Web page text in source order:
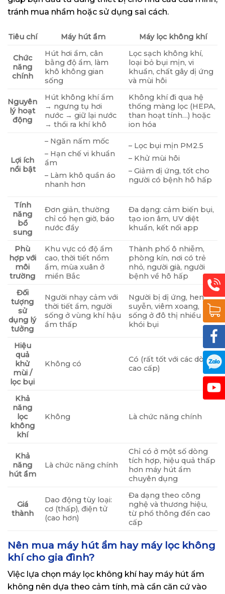
tránh mua nhầm hoặc sử dụng sai cách.
Tiêu chí Máy hút ẩm Máy lọc không khí
Chức
năng
chính
Hút hơi ẩm, cân
bằng độ ẩm, làm
khô không gian
sống
Lọc sạch không khí,
loại bỏ bụi mịn, vi
khuẩn, chất gây dị ứng
và mùi hôi
Nguyên
lý hoạt
động
Hút không khí ẩm
→ ngưng tụ hơi
nước → giữ lại nước
→ thổi ra khí khô
Không khí đi qua hệ
thống màng lọc (HEPA,
than hoạt tính…) hoặc
ion hóa
Lợi ích
nổi bật
– Ngăn nấm mốc
– Hạn chế vi khuẩn
ẩm
– Làm khô quần áo
nhanh hơn
– Lọc bụi mịn PM2.5
– Khử mùi hôi
– Giảm dị ứng, tốt cho
người có bệnh hô hấp
Tính
năng
bổ
sung
Đơn giản, thường
chỉ có hẹn giờ, báo
nước đầy
Đa dạng: cảm biến bụi,
tạo ion âm, UV diệt
khuẩn, kết nối app
Phù
hợp với
môi
trường
Khu vực có độ ẩm
cao, thời tiết nồm
ẩm, mùa xuân ở
miền Bắc
Thành phố ô nhiễm,
phòng kín, nơi có trẻ
nhỏ, người già, người
bệnh về hô hấp
Đối
tượng
sử
dụng lý
tưởng
Người nhạy cảm với
thời tiết ẩm, người
sống ở vùng khí hậu
ẩm thấp
Người bị dị ứng, hen
suyễn, viêm xoang,
sống ở đô thị nhiều
khói bụi
Hiệu
quả
khử
mùi /
lọc bụi
Không có
Có (rất tốt với các dòng
cao cấp)
Khả
năng
lọc
không
khí
Không Là chức năng chính
Khả
năng
hút ẩm
Là chức năng chính
Chỉ có ở một số dòng
tích hợp, hiệu quả thấp
hơn máy hút ẩm
chuyên dụng
Giá
thành
Dao động tùy loại:
cơ (thấp), điện tử
(cao hơn)
Đa dạng theo công
nghệ và thương hiệu,
từ phổ thông đến cao
cấp
Nên mua máy hút ẩm hay máy lọc không
khí cho gia đình?
Việc lựa chọn máy lọc không khí hay máy hút ẩm
không nên dựa theo cảm tính, mà cần căn cứ vào